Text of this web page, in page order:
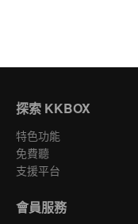
探索 KKBOX
特色功能
免費聽
支援平台
會員服務